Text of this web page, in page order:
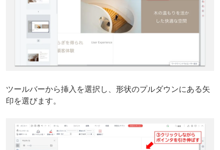
ツールバーから挿入を選択し、形状のプルダウンにある矢
印を選びます。